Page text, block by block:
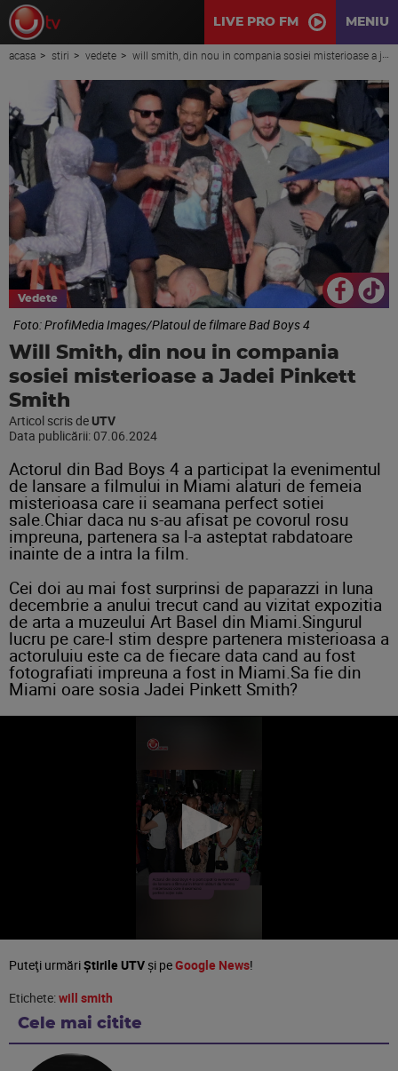
LIVE PRO FM MENIU
acasa stiri vedete will smith, din nou in compania sosiei misterioase a jadei pinkett smith
Vedete
Foto: ProfiMedia Images/Platoul de filmare Bad Boys 4
Will Smith, din nou in compania
sosiei misterioase a Jadei Pinkett
Smith
Articol scris de UTV
Data publicării: 07.06.2024
Actorul din Bad Boys 4 a participat la evenimentul
de lansare a filmului in Miami alaturi de femeia
misterioasa care ii seamana perfect sotiei
sale.Chiar daca nu s-au afisat pe covorul rosu
impreuna, partenera sa l-a asteptat rabdatoare
inainte de a intra la film.
Cei doi au mai fost surprinsi de paparazzi in luna
decembrie a anului trecut cand au vizitat expozitia
de arta a muzeului Art Basel din Miami.Singurul
lucru pe care-l stim despre partenera misterioasa a
actoruluiu este ca de fiecare data cand au fost
fotografiati impreuna a fost in Miami.Sa fie din
Miami oare sosia Jadei Pinkett Smith?
Puteţi urmăriȘtirile UTVşi peGoogle News!
Etichete:will smith
Cele mai citite